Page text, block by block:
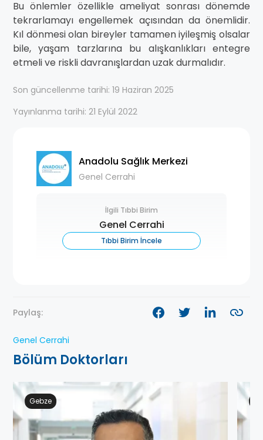
Bu önlemler özellikle ameliyat sonrası dönemde
tekrarlamayı engellemek açısından da önemlidir.
Kıl dönmesi olan bireyler tamamen iyileşmiş olsalar
bile, yaşam tarzlarına bu alışkanlıkları entegre
etmeli ve riskli davranışlardan uzak durmalıdır.
Son güncellenme tarihi: 19 Haziran 2025
Yayınlanma tarihi: 21 Eylül 2022
Anadolu Sağlık Merkezi
Genel Cerrahi
İlgili Tıbbi Birim
Genel Cerrahi
Tıbbi Birim İncele
Paylaş:
Genel Cerrahi
Bölüm Doktorları
Gebze